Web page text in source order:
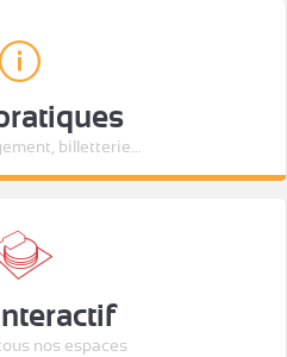
billetterie...
nos espaces